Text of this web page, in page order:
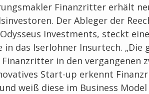
Finanzritter erhält
Der Ableger der
Investments, steckt eine
in das Iserlohner Insurtech. „Die
in den vergangenen
Start-up erkennt
weiß diese im Business